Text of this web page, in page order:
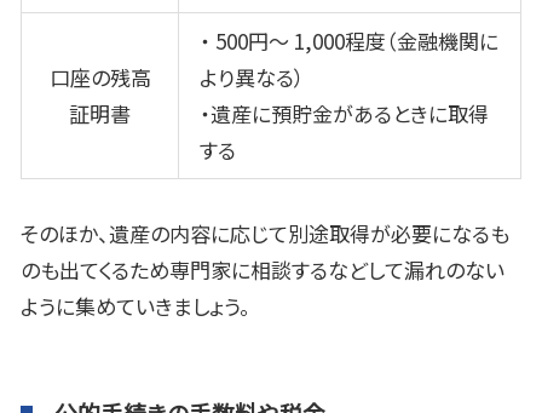
口座の残高
証明書
・ 500円～ 1,000程度（金融機関に
より異なる）
・遺産に預貯金があるときに取得
する
そのほか、遺産の内容に応じて別途取得が必要になるも
のも出てくるため専門家に相談するなどして漏れのない
ように集めていきましょう。